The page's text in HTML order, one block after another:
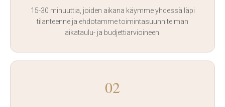
15-30 minuuttia, joiden aikana käymme yhdessä läpi
tilanteenne ja ehdotamme toimintasuunnitelman
aikataulu- ja budjettiarvioineen.
02